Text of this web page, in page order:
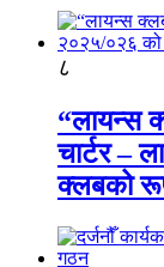
८
“लायन्स
चार्टर –
क्लबको